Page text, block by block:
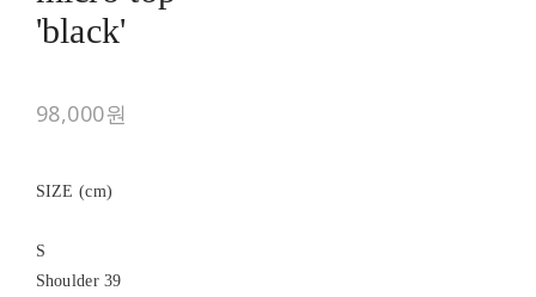
'black'
98,000원
SIZE (cm)
S
Shoulder 39